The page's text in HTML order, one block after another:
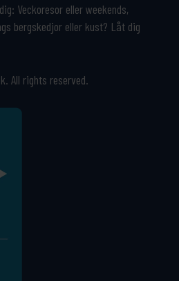
Veckoresor eller weekends,
bergskedjor eller kust? Låt dig
All rights reserved.